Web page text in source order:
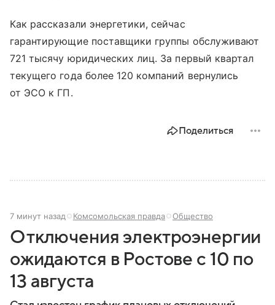
Как рассказали энергетики, сейчас
гарантирующие поставщики группы обслуживают
721 тысячу юридических лиц. За первый квартал
текущего года более 120 компаний вернулись
от ЭСО к ГП.
Поделиться
7 минут назад Комсомольская правда Общество
Отключения электроэнергии
ожидаются в Ростове с 10 по
13 августа